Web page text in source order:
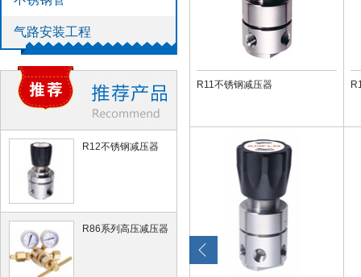
气路安装工程
R12不锈钢减压器
R86系列高压减压器
R11不锈钢减压器